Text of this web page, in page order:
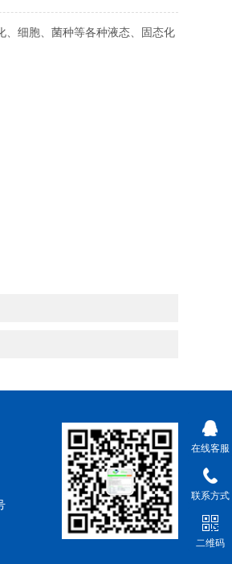
、细胞、菌种等各种液态、固态化
在线客服
联系方式
二维码